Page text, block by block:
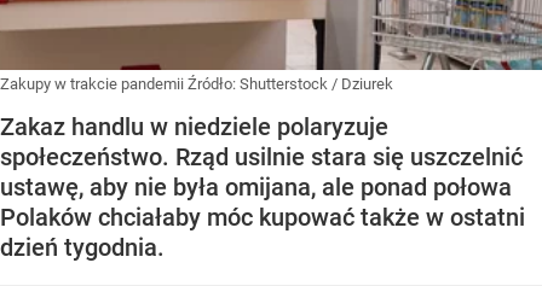
Zakupy w trakcie pandemii Źródło: Shutterstock / Dziurek
Zakaz handlu w niedziele polaryzuje
społeczeństwo. Rząd usilnie stara się uszczelnić
ustawę, aby nie była omijana, ale ponad połowa
Polaków chciałaby móc kupować także w ostatni
dzień tygodnia.